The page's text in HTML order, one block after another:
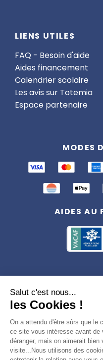
LIENS UTILES
FAQ - Besoin d'aide
Aides financement
Calendrier scolaire
Les avis sur Totemia
Espace partenaire
MODES
AIDES AU
Conformément à la
personnelles, vous disposez
d'effacement, du droit à la
concernant. Vous pouvez
Salut c'est nous...
les Cookies !
On a attendu d'être sûrs que le
ce site vous intéresse avant de
déranger, mais on aimerait
visite...Nous utilisons des